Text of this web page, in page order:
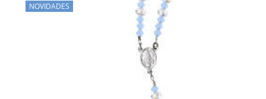
NOVIDADES